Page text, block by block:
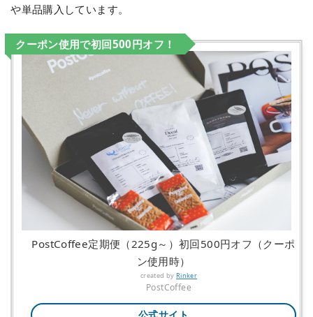
や単品購入しています。
PostCoffee定期便（225g～）初回500円オフ（クーポ
ン使用時）
created by Rinker
PostCoffee
クーポン使用で初回500円オフ！